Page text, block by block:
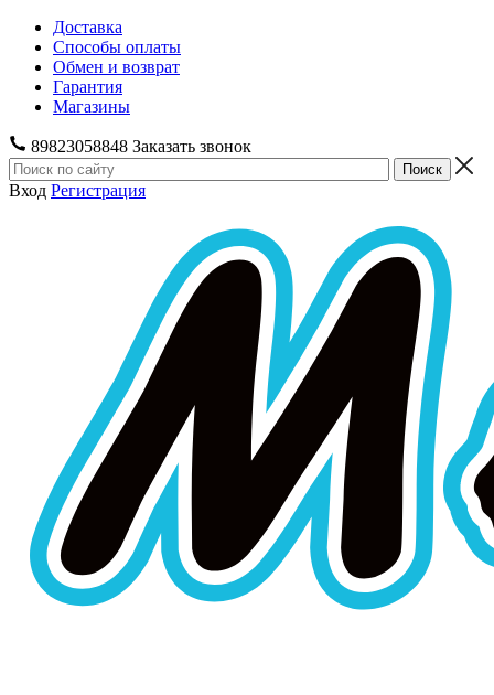
Доставка
Способы оплаты
Обмен и возврат
Гарантия
Магазины
89823058848 Заказать звонок
Вход Регистрация